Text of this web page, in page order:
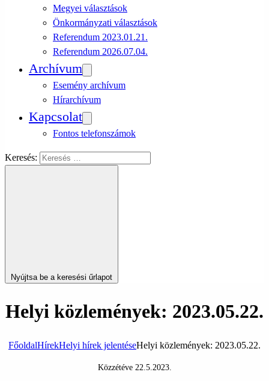
Megyei választások
Önkormányzati választások
Referendum 2023.01.21.
Referendum 2026.07.04.
Archívum
Esemény archívum
Hírarchívum
Kapcsolat
Fontos telefonszámok
Keresés:
Nyújtsa be a keresési űrlapot
Helyi közlemények: 2023.05.22.
FőoldalHírekHelyi hírek jelentéseHelyi közlemények: 2023.05.22.
Közzétéve 22.5.2023.